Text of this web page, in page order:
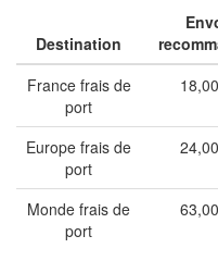
Destination
France frais de
port
Europe frais de
port
Monde frais de
port